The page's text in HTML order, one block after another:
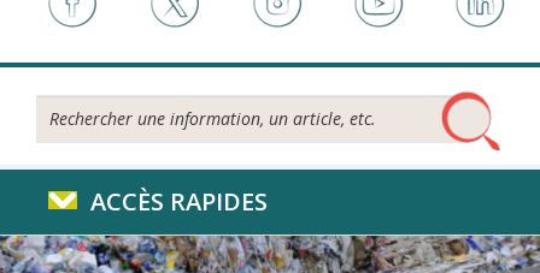
Rechercher...
ACCÈS RAPIDES